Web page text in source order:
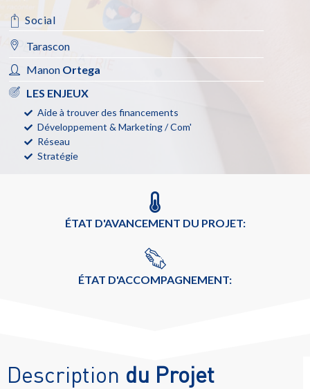
Social
Tarascon
Manon Ortega
LES ENJEUX
Aide à trouver des financements
Développement & Marketing / Com'
Réseau
Stratégie
ÉTAT D'AVANCEMENT DU PROJET:
ÉTAT D'ACCOMPAGNEMENT:
Description du Projet